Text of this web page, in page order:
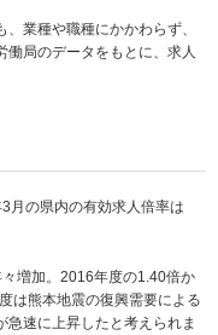
業種や職種にかかわらず、
働局のデータをもとに、求人
月の県内の有効求人倍率は
増加。2016年度の1.40倍か
は熊本地震の復興需要による
急速に上昇したと考えられま